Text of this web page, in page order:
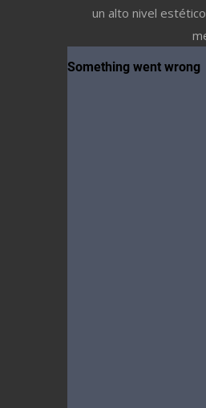
un alto nivel